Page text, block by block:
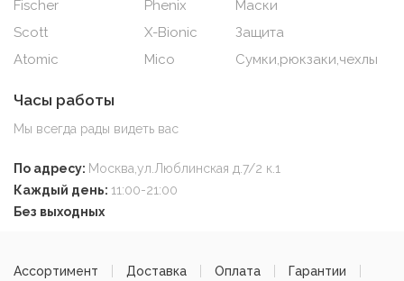
Fischer
Scott
Atomic
Phenix
X-Bionic
Mico
Маски
Защита
Сумки,рюкзаки,чехлы
Часы работы
Мы всегда рады видеть вас
По адресу: Москва,ул.Люблинская д.7/2 к.1
Каждый день: 11:00-21:00
Без выходных
Ассортимент Доставка Оплата Гарантии